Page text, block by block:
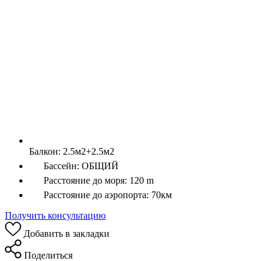
Балкон: 2.5м2+2.5м2
Бассейн: ОБЩИЙ
Расстояние до моря: 120 m
Расстояние до аэропорта: 70км
Получить консультацию
Добавить в закладки
Поделиться